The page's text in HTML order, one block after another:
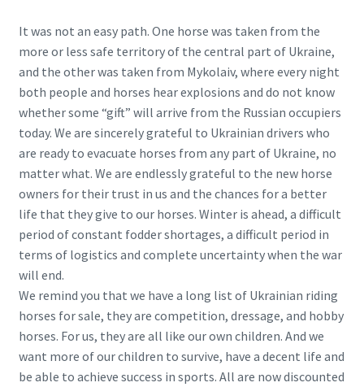
It was not an easy path. One horse was taken from the
more or less safe territory of the central part of Ukraine,
and the other was taken from Mykolaiv, where every night
both people and horses hear explosions and do not know
whether some “gift” will arrive from the Russian occupiers
today. We are sincerely grateful to Ukrainian drivers who
are ready to evacuate horses from any part of Ukraine, no
matter what. We are endlessly grateful to the new horse
owners for their trust in us and the chances for a better
life that they give to our horses. Winter is ahead, a difficult
period of constant fodder shortages, a difficult period in
terms of logistics and complete uncertainty when the war
will end.
We remind you that we have a long list of Ukrainian riding
horses for sale, they are competition, dressage, and hobby
horses. For us, they are all like our own children. And we
want more of our children to survive, have a decent life and
be able to achieve success in sports. All are now discounted